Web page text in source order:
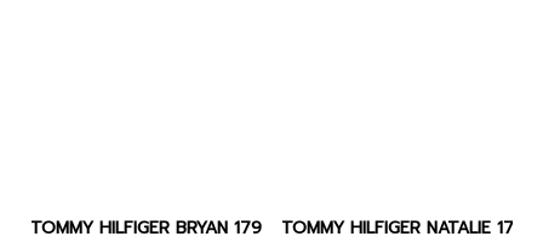
TOMMY HILFIGER BRYAN 1792114 Men's watch
TOMMY HILFIGER NATALIE